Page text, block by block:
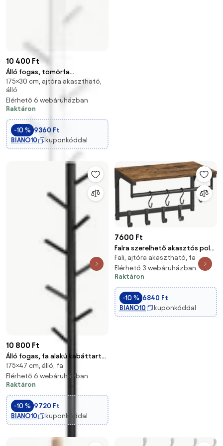
10 400 Ft
Álló fogas, tömörfa
kabáttartó, fehér
175×30 cm, ajtóra akasztható,
álló
Elérhető 6 webáruházban
Raktáron
-10 % 9360 Ft
BIANO10
kuponkóddal
10 800 Ft
Álló fogas, fa alakú kabáttartó,
8 kampóval, 3 magassági
lehetőséggel, fekete
175×47 cm, álló, fa
Elérhető 6 webáruházban
Raktáron
-10 % 9720 Ft
BIANO10
kuponkóddal
7600 Ft
Falra szerelhető akasztós polc,
kabáttartó 8 akasztóval,
rusztikus barna
Fali, ajtóra akasztható, fa
Elérhető 3 webáruházban
Raktáron
-10 % 6840 Ft
BIANO10
kuponkóddal